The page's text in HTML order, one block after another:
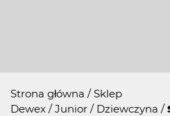
Strona główna /Sklep
Dewex /Junior / Dziewczyna /